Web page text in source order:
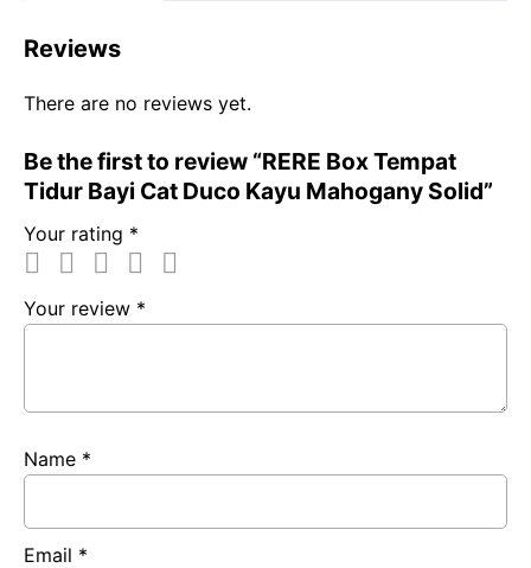
b
o
o
k
p
p
m
k
Reviews
There are no reviews yet.
Be the first to review “RERE Box Tempat
Tidur Bayi Cat Duco Kayu Mahogany Solid”
Your rating *
Your review *
Name *
Email *